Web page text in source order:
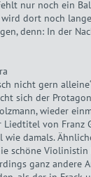
nur noch ein
dort noch
denn: In der
nicht gern
sich der
wieder
Liedtitel von Franz
damals.
schöne Violinistin
ganz andere